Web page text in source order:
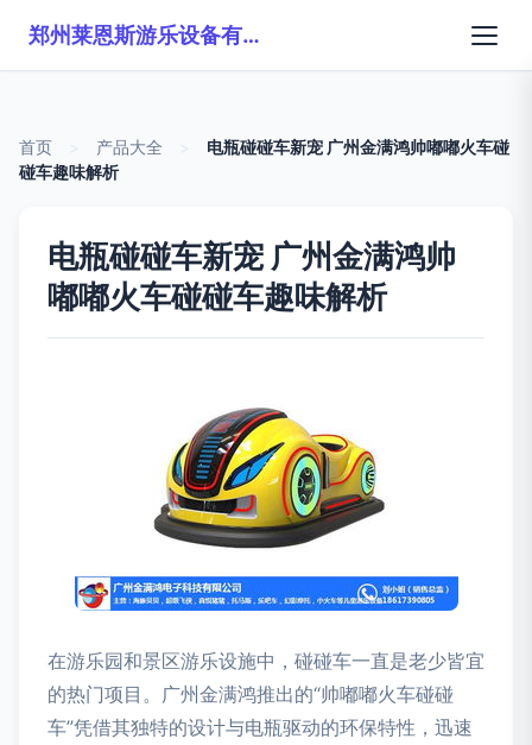
郑州莱恩斯游乐设备有限公司
首页 产品大全
电瓶碰碰车新宠 广州金满鸿帅嘟嘟火车碰
碰车趣味解析
电瓶碰碰车新宠 广州金满鸿帅
嘟嘟火车碰碰车趣味解析
在游乐园和景区游乐设施中，碰碰车一直是老少皆宜
的热门项目。广州金满鸿推出的“帅嘟嘟火车碰碰
车”凭借其独特的设计与电瓶驱动的环保特性，迅速